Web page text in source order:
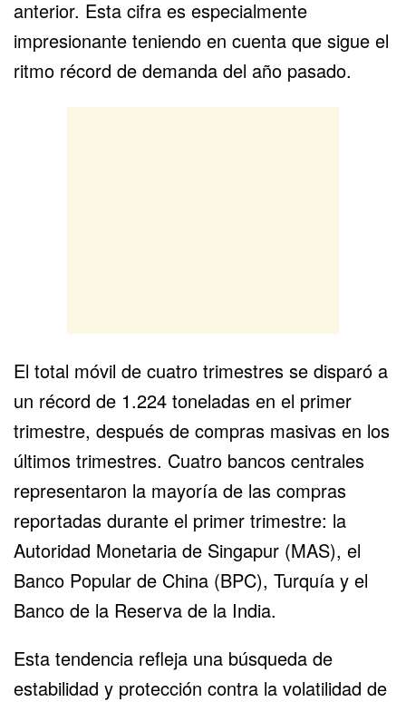
anterior. Esta cifra es especialmente
impresionante teniendo en cuenta que sigue el
ritmo récord de demanda del año pasado.
El total móvil de cuatro trimestres se disparó a
un récord de 1.224 toneladas en el primer
trimestre, después de compras masivas en los
últimos trimestres. Cuatro bancos centrales
representaron la mayoría de las compras
reportadas durante el primer trimestre: la
Autoridad Monetaria de Singapur (MAS), el
Banco Popular de China (BPC), Turquía y el
Banco de la Reserva de la India.
Esta tendencia refleja una búsqueda de
estabilidad y protección contra la volatilidad de